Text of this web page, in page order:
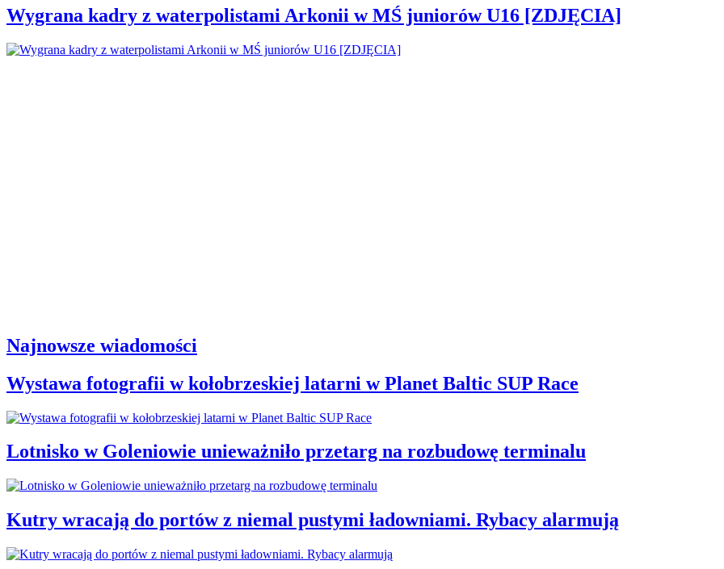
Wygrana kadry z waterpolistami Arkonii w MŚ juniorów U16 [ZDJĘCIA]
Najnowsze wiadomości
Wystawa fotografii w kołobrzeskiej latarni w Planet Baltic SUP Race
Lotnisko w Goleniowie unieważniło przetarg na rozbudowę terminalu
Kutry wracają do portów z niemal pustymi ładowniami. Rybacy alarmują